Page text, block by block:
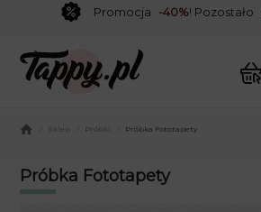
Promocja -40%! Pozostało
Sklep Próbki Próbka Fototapety
Próbka Fototapety